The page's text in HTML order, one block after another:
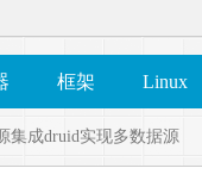
框架 Linux
集成druid实现多数据源